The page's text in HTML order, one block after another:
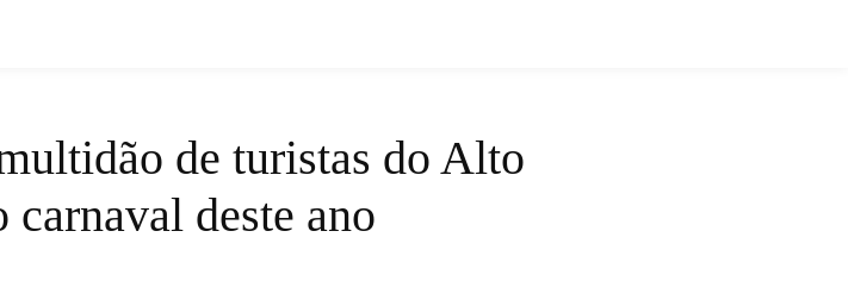
de turistas do Alto
deste ano